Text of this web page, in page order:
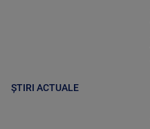
ȘTIRI ACTUALE